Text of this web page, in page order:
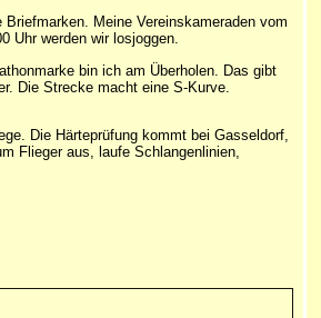
Meine Vereinskameraden vom
Uhr werden wir losjoggen.
bin ich am Überholen. Das gibt
Die Strecke macht eine S-Kurve.
Die Härteprüfung kommt bei Gasseldorf,
Flieger aus, laufe Schlangenlinien,